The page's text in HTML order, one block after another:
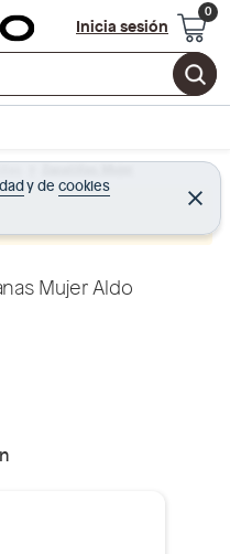
Inicia sesión
yde cookies C
e
r
Zapatillas Mujer
Mujer Aldo